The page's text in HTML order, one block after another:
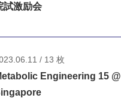
試激励会
/ 13 枚
Engineering 15 @